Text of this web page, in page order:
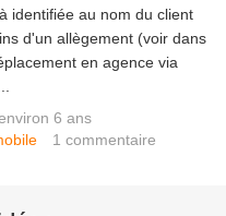
identifiée au nom du client
d'un allègement (voir dans
en agence via
6 ans
1commentaire